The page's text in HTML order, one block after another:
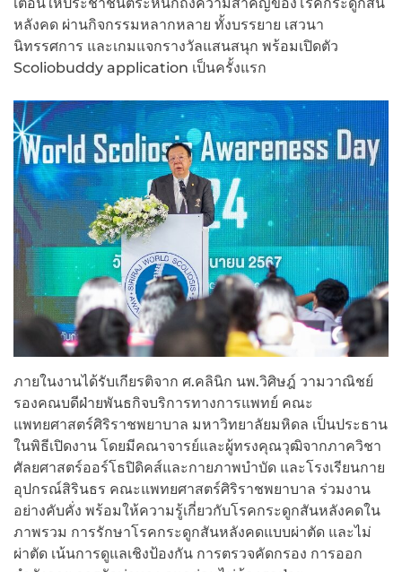
หลังคด ผ่านกิจกรรมหลากหลาย ทั้งบรรยาย เสวนา
นิทรรศการ และเกมแจกรางวัลแสนสนุก พร้อมเปิดตัว
Scoliobuddy application เป็นครั้งแรก
ภายในงานได้รับเกียรติจาก ศ.คลินิก นพ.วิศิษฎ์ วามวาณิชย์
รองคณบดีฝ่ายพันธกิจบริการทางการแพทย์ คณะ
แพทยศาสตร์ศิริราชพยาบาล มหาวิทยาลัยมหิดล เป็นประธาน
ในพิธีเปิดงาน โดยมีคณาจารย์และผู้ทรงคุณวุฒิจากภาควิชา
ศัลยศาสตร์ออร์โธปิดิคส์และกายภาพบำบัด และโรงเรียนกาย
อุปกรณ์สิรินธร คณะแพทยศาสตร์ศิริราชพยาบาล ร่วมงาน
อย่างคับคั่ง พร้อมให้ความรู้เกี่ยวกับโรคกระดูกสันหลังคดใน
ภาพรวม การรักษาโรคกระดูกสันหลังคดแบบผ่าตัด และไม่
ผ่าตัด เน้นการดูแลเชิงป้องกัน การตรวจคัดกรอง การออก